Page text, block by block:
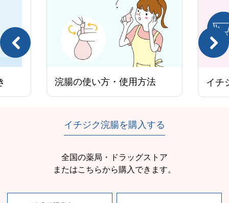
イチジク浣腸を購入する
製品
イチジク浣腸を購入する
全国の薬局・ドラッグストア
またはこちらから購入できます。